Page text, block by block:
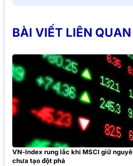
BÀI VIẾT LIÊN QUAN
VN-Index rung lắc khi MSCI giữ
chưa tạo đột phá